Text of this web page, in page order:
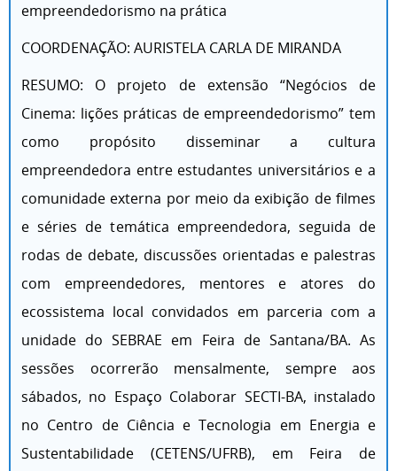
empreendedorismo na prática
COORDENAÇÃO: AURISTELA CARLA DE MIRANDA
RESUMO: O projeto de extensão “Negócios de
Cinema: lições práticas de empreendedorismo” tem
como propósito disseminar a cultura
empreendedora entre estudantes universitários e a
comunidade externa por meio da exibição de filmes
e séries de temática empreendedora, seguida de
rodas de debate, discussões orientadas e palestras
com empreendedores, mentores e atores do
ecossistema local convidados em parceria com a
unidade do SEBRAE em Feira de Santana/BA. As
sessões ocorrerão mensalmente, sempre aos
sábados, no Espaço Colaborar SECTI-BA, instalado
no Centro de Ciência e Tecnologia em Energia e
Sustentabilidade (CETENS/UFRB), em Feira de